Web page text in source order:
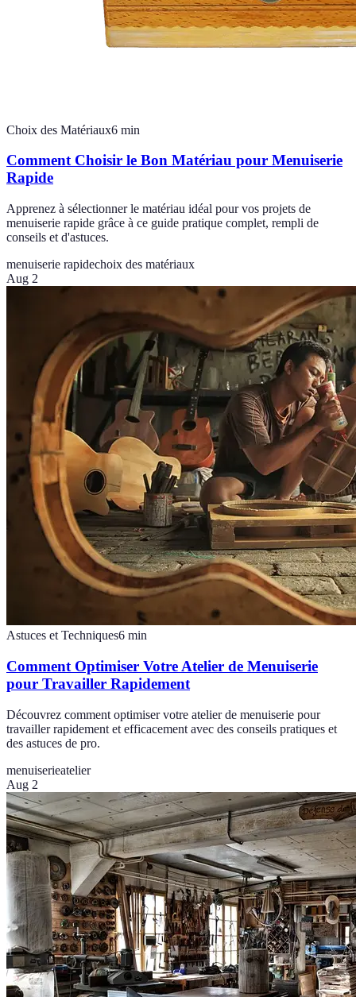
Choix des Matériaux6 min
Comment Choisir le Bon Matériau pour Menuiserie
Rapide
Apprenez à sélectionner le matériau idéal pour vos projets de
menuiserie rapide grâce à ce guide pratique complet, rempli de
conseils et d'astuces.
menuiserie rapidechoix des matériaux
Aug 2
Astuces et Techniques6 min
Comment Optimiser Votre Atelier de Menuiserie
pour Travailler Rapidement
Découvrez comment optimiser votre atelier de menuiserie pour
travailler rapidement et efficacement avec des conseils pratiques et
des astuces de pro.
menuiserieatelier
Aug 2